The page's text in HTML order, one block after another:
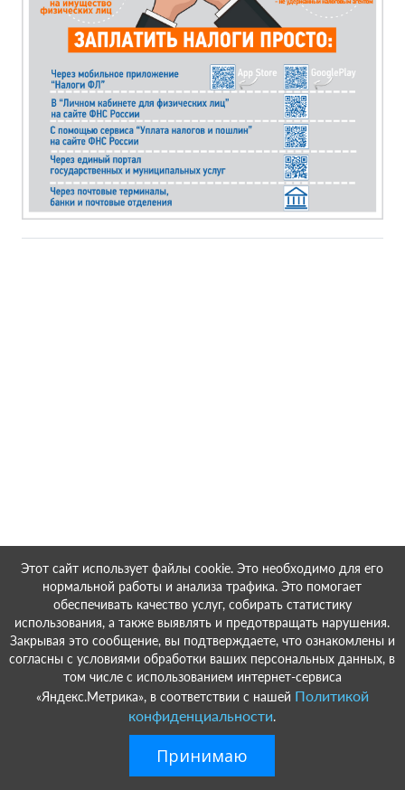
Этот сайт использует файлы cookie. Это необходимо для его
нормальной работы и анализа трафика. Это помогает
обеспечивать качество услуг, собирать статистику
использования, а также выявлять и предотвращать нарушения.
Закрывая это сообщение, вы подтверждаете, что ознакомлены и
согласны с условиями обработки ваших персональных данных, в
том числе с использованием интернет-сервиса
«Яндекс.Метрика», в соответствии с нашей Политикой
конфиденциальности.
Принимаю